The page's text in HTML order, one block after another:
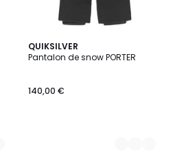
QUIKSILVER
Pantalon de snow PORTER
140,00 €
2
Couleurs